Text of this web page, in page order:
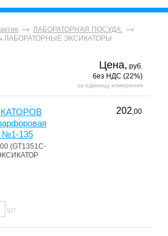
ЛАБОРАТОРНАЯ ПОСУДА:
ЛАБОРАТОРНЫЕ ЭКСИКАТОРЫ
Цена, руб.
без НДС (22%)
за единицу измерения
№1-135
(GT1351C-
202,00
шт